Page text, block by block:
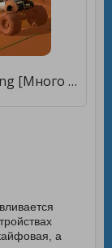
Mud Racing [Много монет]
а